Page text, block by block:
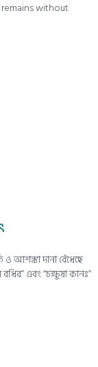
without
ও আশঙ্কা দানা বেঁধেছে
এবং “চক্ষুষা কানঃ”